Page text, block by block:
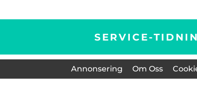
SERVICE-
Annonsering Om Oss